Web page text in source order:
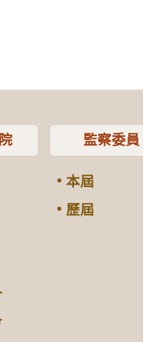
監察委員
本屆
歷屆